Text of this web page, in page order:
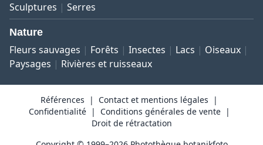
Sculptures
Serres
Nature
Fleurs sauvages Forêts Insectes Lacs
Oiseaux
Paysages
Rivières et ruisseaux
Références
Contact et mentions légales
Confidentialité
Conditions générales de vente
Droit de rétractation